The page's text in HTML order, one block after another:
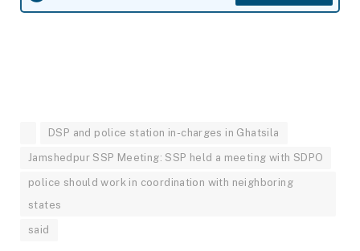
DSP and police station in-charges in Ghatsila
Jamshedpur SSP Meeting: SSP held a meeting with SDPO
police should work in coordination with neighboring
states
said